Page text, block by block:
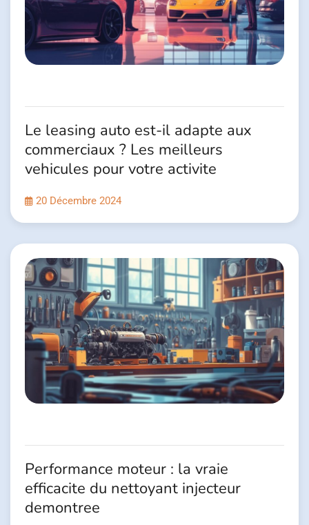
Le leasing auto est-il adapte aux
commerciaux ? Les meilleurs
vehicules pour votre activite
20 Décembre 2024
Performance moteur : la vraie
efficacite du nettoyant injecteur
demontree